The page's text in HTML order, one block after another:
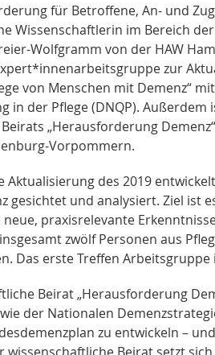
für Betroffene, An- und
Wissenschaftlerin im Bereich
Wolfgramm von der HAW
zur
von Menschen mit Demenz“
in der Pflege (DNQP).
„Herausforderung
Vorpommern.
Aktualisierung des 2019
gesichtet und analysiert. Ziel ist
praxisrelevante
zwölf Personen aus
Das erste Treffen
Beirat „Herausforderung
der Nationalen
zu entwickeln –
wissenschaftliche Beirat setzt